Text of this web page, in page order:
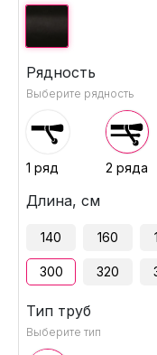
Рядность
Выберите рядность
1 ряд 2 ряда
Длина, см
140 160
300 320
Тип труб
Выберите тип